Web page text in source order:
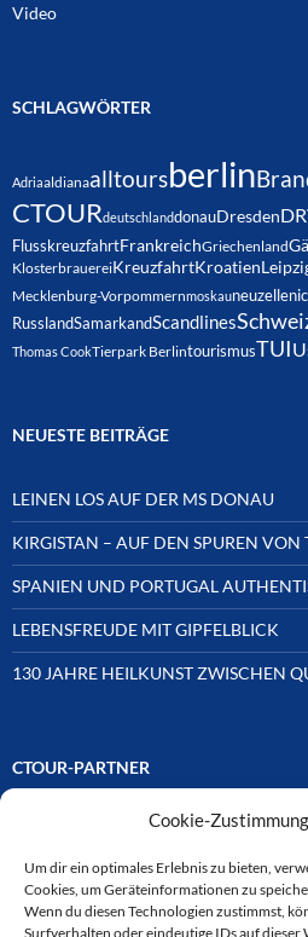
Cookie-
Um dir ein optimales Erlebnis zu bieten,
Cookies, um Geräteinformationen zu
Wenn du diesen Technologien zustimmst,
Surfverhalten oder eindeutige IDs auf dieser
Video
SCHLAGWÖRTER
Adriaaldianaalltoursberlin
CTOURdeutschlanddonauDresden
FlusskreuzfahrtFrankreichGriechenland
KlosterbrauereiKreuzfahrtKroatien
Mecklenburg-Vorpommernmoskauneuzelle
RusslandSamarkandScandlines
Thomas CookTierpark BerlintourismusTUI
NEUESTE BEITRÄGE
LEINEN LOS AUF DER MS DONAU
KIRGISTAN – AUF DEN SPUREN
SPANIEN UND PORTUGAL
LEBENSFREUDE MIT GIPFELBLICK
130 JAHRE HEILKUNST ZWISCHEN
CTOUR-PARTNER
Unsere Reisejournalisten-Vereinigung
ausgewählten Partnern der Medien-
verbunden. Hier eine
Auswahl der Online-Plattformen: